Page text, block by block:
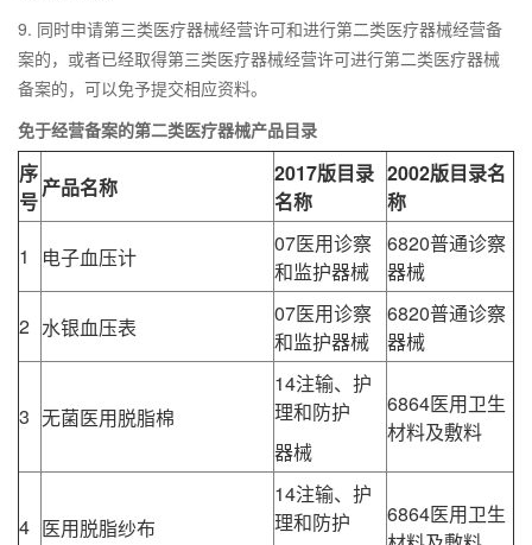
9. 同时申请第三类医疗器械经营许可和进行第二类医疗器械经营备
案的，或者已经取得第三类医疗器械经营许可进行第二类医疗器械
备案的，可以免予提交相应资料。
免于经营备案的第二类医疗器械产品目录
序
号
产品名称
2017版目录
名称
2002版目录名
称
1
电子血压计
07医用诊察
和监护器械
6820普通诊察
器械
2 水银血压表
07医用诊察
和监护器械
6820普通诊察
器械
3 无菌医用脱脂棉
14注输、护
理和防护
器械
6864医用卫生
材料及敷料
4 医用脱脂纱布
14注输、护
理和防护
6864医用卫生